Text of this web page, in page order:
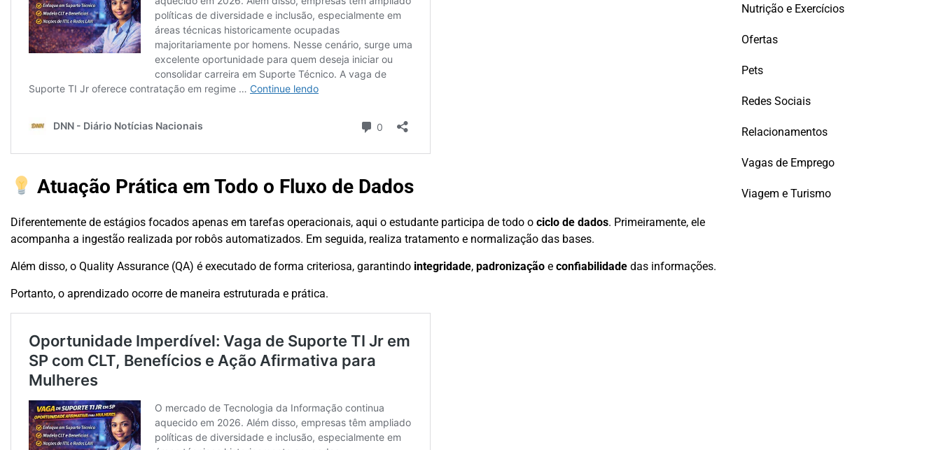
Atuação Prática em Todo o Fluxo de Dados
Diferentemente de estágios focados apenas em tarefas operacionais, aqui o estudante participa de todo o ciclo de dados. Primeiramente, ele
acompanha a ingestão realizada por robôs automatizados. Em seguida, realiza tratamento e normalização das bases.
Além disso, o Quality Assurance (QA) é executado de forma criteriosa, garantindo integridade, padronização e confiabilidade das informações.
Portanto, o aprendizado ocorre de maneira estruturada e prática.
Nutrição e Exercícios
Ofertas
Pets
Redes Sociais
Relacionamentos
Vagas de Emprego
Viagem e Turismo